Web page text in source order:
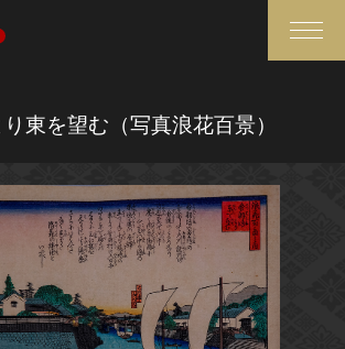
媒体資料・関連記事等
東を望む（写真浪花百景）